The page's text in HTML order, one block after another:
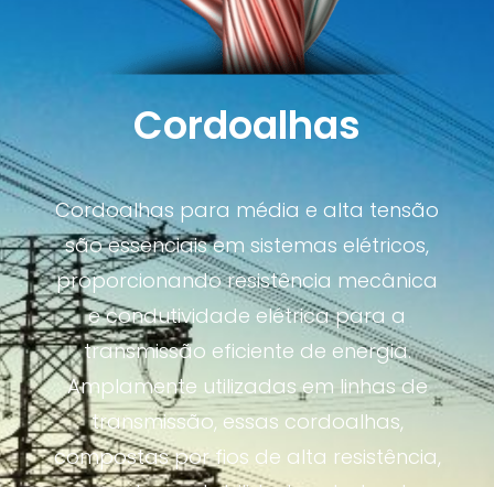
Cordoalhas
Cordoalhas para média e alta tensão
são essenciais em sistemas elétricos,
proporcionando resistência mecânica
e condutividade elétrica para a
transmissão eficiente de energia.
Amplamente utilizadas em linhas de
transmissão, essas cordoalhas,
compostas por fios de alta resistência,